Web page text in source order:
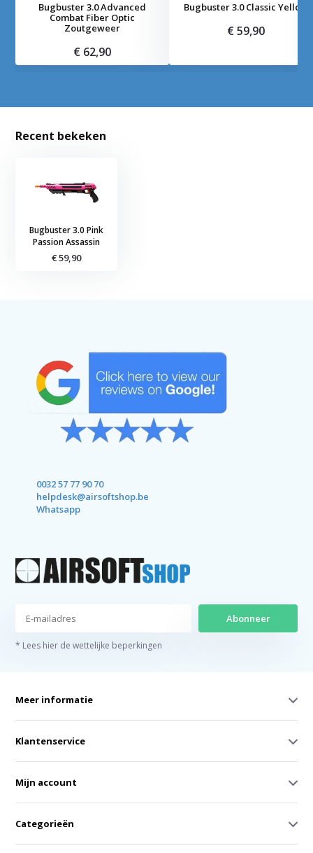
Bugbuster 3.0 Advanced
Combat Fiber Optic
Zoutgeweer
€ 62,90
Bugbuster 3.0 Classic Yellow
€ 59,90
Recent bekeken
Bugbuster 3.0 Pink
Passion Assassin
€ 59,90
0032 57 77 90 70
helpdesk@airsoftshop.be
Whatsapp
Abonneer
* Lees hier de wettelijke beperkingen
Meer informatie
Klantenservice
Mijn account
Categorieën